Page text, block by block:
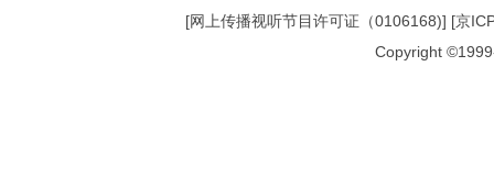
[网上传播视听节目许可证（0106168)] [京
Copyright